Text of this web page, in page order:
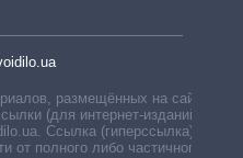
размещённых на сайте,
(для интернет-изданий —
Ссылка (гиперссылка)
от полного либо частичного